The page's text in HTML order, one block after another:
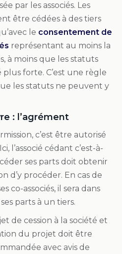
par les associés. Les
être cédées à des tiers
le consentement de
représentant au moins la
à moins que les statuts
forte. C’est une règle
les statuts ne peuvent y
: l’agrément
c’est être autorisé
l’associé cédant c’est-à-
ses parts doit obtenir
d’y procéder. En cas de
co-associés, il sera dans
parts à un tiers.
de cession à la société et
du projet doit être
avec avis de